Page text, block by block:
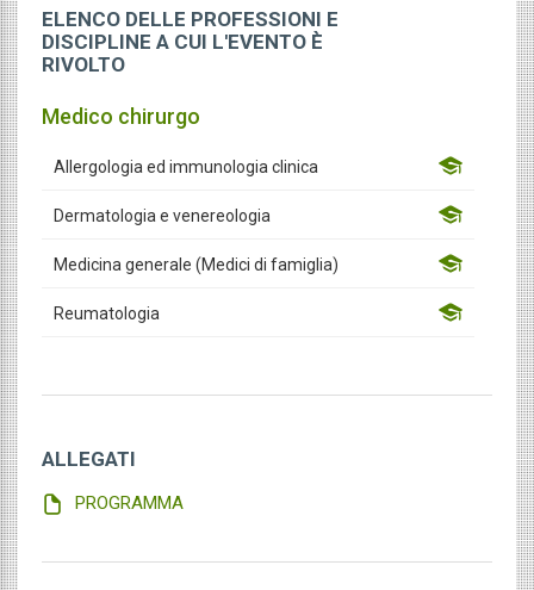
ELENCO DELLE PROFESSIONI E
DISCIPLINE A CUI L'EVENTO È
RIVOLTO
Medico chirurgo
Allergologia ed immunologia clinica
Dermatologia e venereologia
Medicina generale (Medici di famiglia)
Reumatologia
ALLEGATI
PROGRAMMA